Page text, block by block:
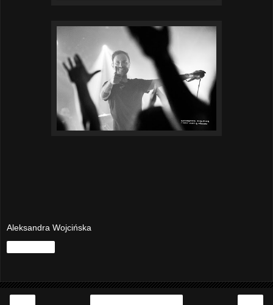
Aleksandra Wojcińska